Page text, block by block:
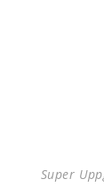
Super